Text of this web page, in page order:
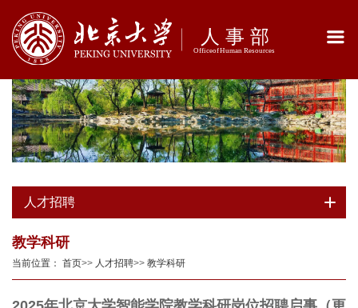
人才招聘
教学科研
当前位置： 首页>> 人才招聘>> 教学科研